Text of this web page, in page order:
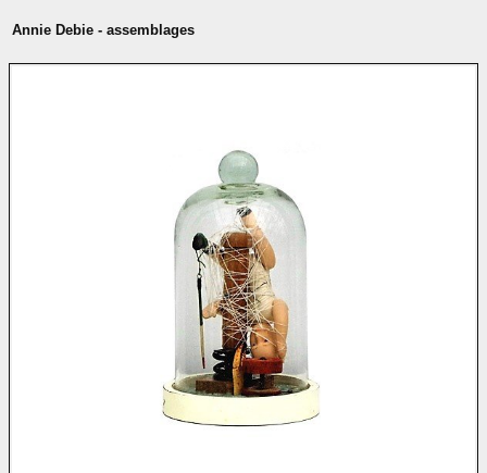
Annie Debie - assemblages